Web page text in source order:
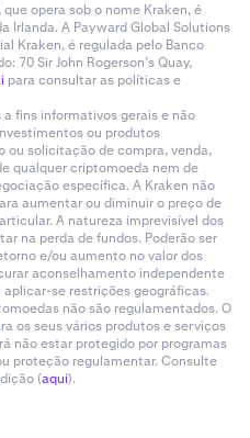
opera sob o nome Kraken, é
Irlanda. A Payward Global Solutions
Kraken, é regulada pelo Banco
70 Sir John Rogerson’s Quay,
para consultar as políticas e
fins informativos gerais e não
ou produtos
ou solicitação de compra, venda,
qualquer criptomoeda nem de
específica. A Kraken não
aumentar ou diminuir o preço de
A natureza imprevisível dos
na perda de fundos. Poderão ser
e/ou aumento no valor dos
aconselhamento independente
se restrições geográficas.
não são regulamentados. O
os seus vários produtos e serviços
não estar protegido por programas
proteção regulamentar. Consulte
(aqui).